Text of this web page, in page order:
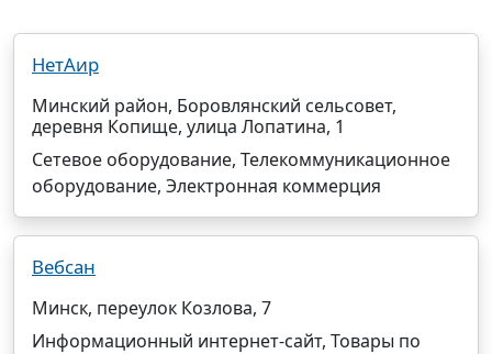
НетАир
Минский район, Боровлянский сельсовет,
деревня Копище, улица Лопатина, 1
Сетевое оборудование, Телекоммуникационное
оборудование, Электронная коммерция
Вебсан
Минск, переулок Козлова, 7
Информационный интернет-сайт, Товары по